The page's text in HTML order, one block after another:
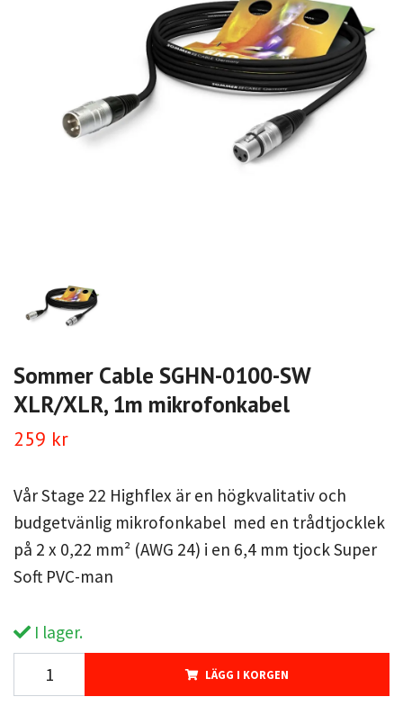
Sommer Cable SGHN-0100-SW
XLR/XLR, 1m mikrofonkabel
259 kr
Vår Stage 22 Highflex är en högkvalitativ och
budgetvänlig mikrofonkabel med en trådtjocklek
på 2 x 0,22 mm² (AWG 24) i en 6,4 mm tjock Super
Soft PVC-man
I lager.
LÄGG I KORGEN